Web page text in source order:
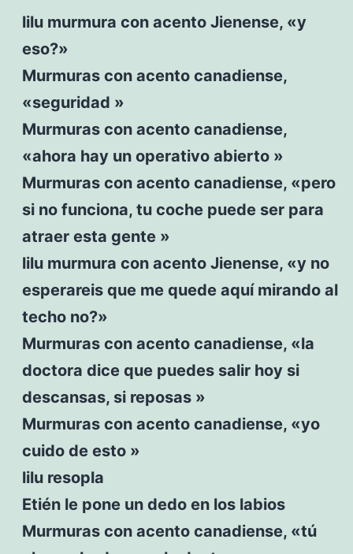
lilu murmura con acento Jienense, «y
eso?»
Murmuras con acento canadiense,
«seguridad »
Murmuras con acento canadiense,
«ahora hay un operativo abierto »
Murmuras con acento canadiense, «pero
si no funciona, tu coche puede ser para
atraer esta gente »
lilu murmura con acento Jienense, «y no
esperareis que me quede aquí mirando al
techo no?»
Murmuras con acento canadiense, «la
doctora dice que puedes salir hoy si
descansas, si reposas »
Murmuras con acento canadiense, «yo
cuido de esto »
lilu resopla
Etién le pone un dedo en los labios
Murmuras con acento canadiense, «tú